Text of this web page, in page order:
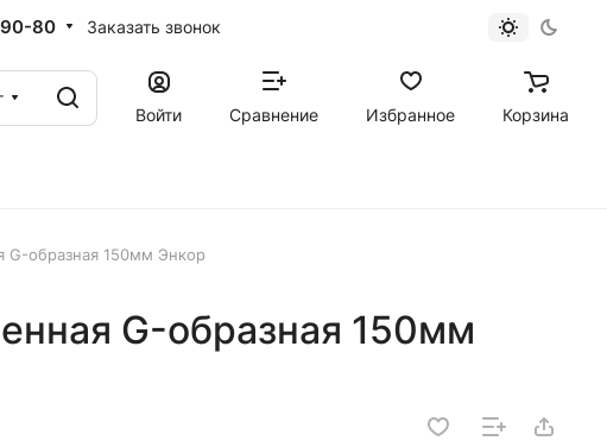
80 Заказать звонок
Войти
Сравнение Избранное Корзина
G-образная 150мм Энкор
G-образная 150мм